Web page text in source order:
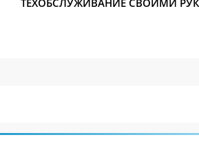
ТЕХОБСЛУЖИВАНИЕ СВОИМИ